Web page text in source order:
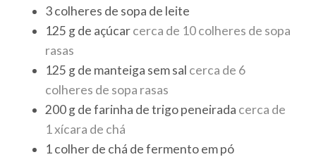
3colheres de sopa de leite
125 gde açúcarcerca de 10 colheres de sopa
rasas
125 gde manteiga sem sal cerca de 6
colheres de sopa rasas
200gde farinha de trigo peneirada cerca de
1 xícara de chá
1colher de chá de fermento em pó